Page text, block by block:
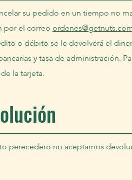
su pedido en un tiempo no
por el correo
o débito se le devolverá el
y tasa de administración.
la tarjeta.
perecedero no aceptamos